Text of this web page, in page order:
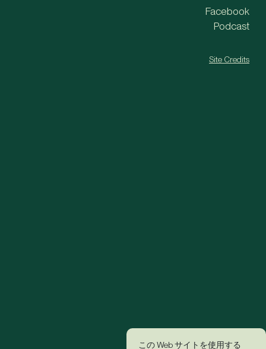
この Web サイトを使用する
Facebook
Podcast
Site Credits